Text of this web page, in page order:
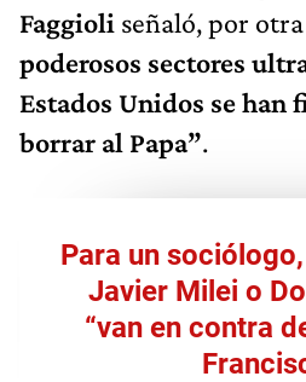
Faggioli señaló, por
poderosos sectores
Estados Unidos se han
borrar al Papa”.
Para un
Javier Milei o
“van en contra